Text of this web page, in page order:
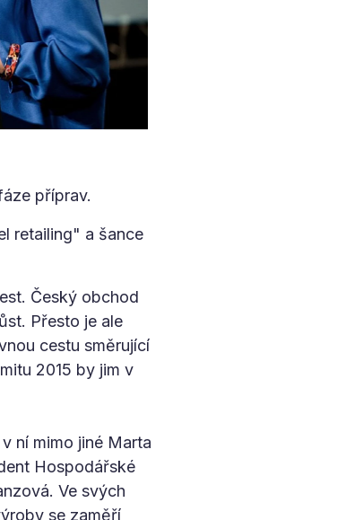
příprav.
retailing" a šance
Český obchod
Přesto je ale
cestu směrující
2015 by jim v
ní mimo jiné Marta
Hospodářské
Ve svých
se zaměří